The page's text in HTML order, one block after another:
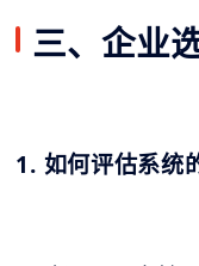
三、企业
1. 如何评估系统